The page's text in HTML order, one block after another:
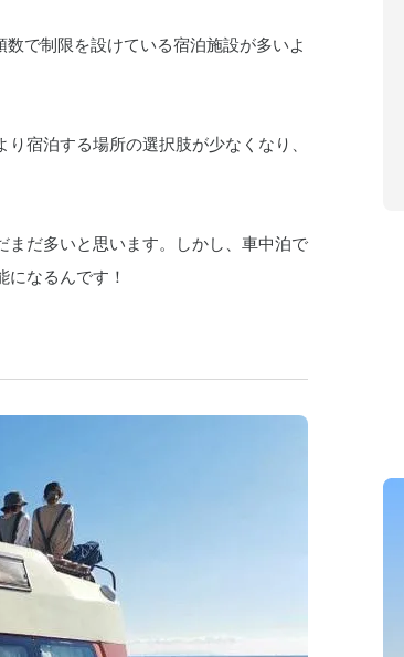
で制限を設けている宿泊施設が多いよ
宿泊する場所の選択肢が少なくなり、
まだ多いと思います。しかし、車中泊で
なるんです！